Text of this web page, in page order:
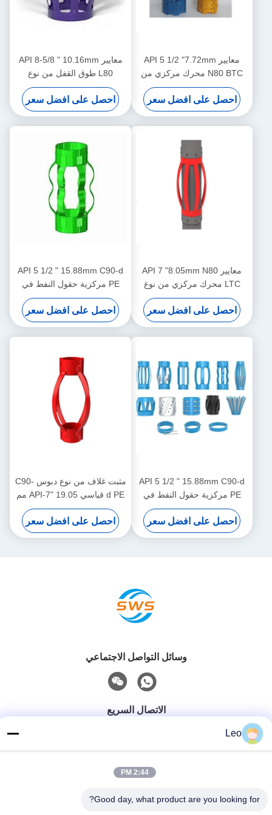
معايير API 5 1/2 "7.72mm
N80 BTC محرك مركزي من
نوع دبوس للحد من نقل محرك
المركز في عمليات النفط والغاز
احصل على افضل سعر
معايير API 8-5/8 " 10.16mm
L80 طوق القفل من نوع
الدبوس مصمم للحد من نقل
مركزية الغلاف في عمليات
النفط والغاز
احصل على افضل سعر
معايير API 7 "8.05mm N80
LTC محرك مركزي من نوع
دبوس للحد من نقل محرك
المركز في عمليات النفط والغاز
احصل على افضل سعر
API 5 1/2 " 15.88mm C90-d
PE مركزية حقول النفط في
عمليات النفط والغاز
احصل على افضل سعر
API 5 1/2 " 15.88mm C90-d
PE مركزية حقول النفط في
عمليات النفط والغاز
احصل على افضل سعر
مثبت غلاف من نوع دبوس C90-
d PE قياسي API-7" 19.05 مم
لتقييد إزاحة مثبت الغلاف في
عمليات النفط والغاز
احصل على افضل سعر
وسائل التواصل الاجتماعي
الاتصال السريع
هاتف
86-519-83553967
Leo@service-js.com
Leo
2:44 PM
Good day, what product are you looking for?